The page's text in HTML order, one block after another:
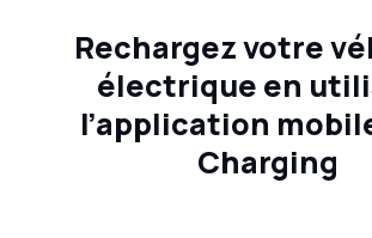
Rechargez votre
électrique en
l’application
Charging